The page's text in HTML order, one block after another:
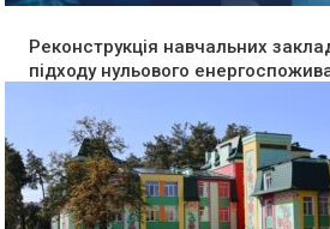
Реконструкція навчальних
підходу нульового